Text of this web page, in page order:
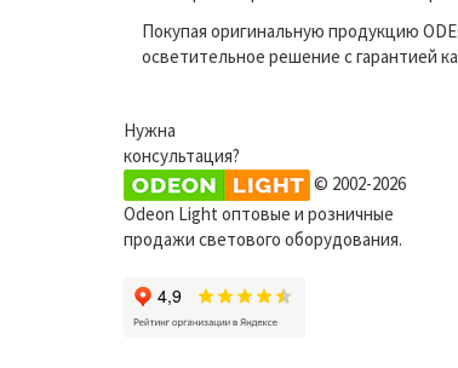
Покупая оригинальную продукцию
осветительное решение с гарантией
Нужна
консультация?
© 2002-2026
Odeon Light оптовые и розничные
продажи светового оборудования.